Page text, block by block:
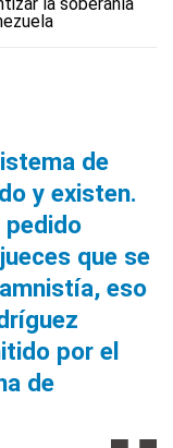
de
y existen.
pedido
que se
eso
por el
de